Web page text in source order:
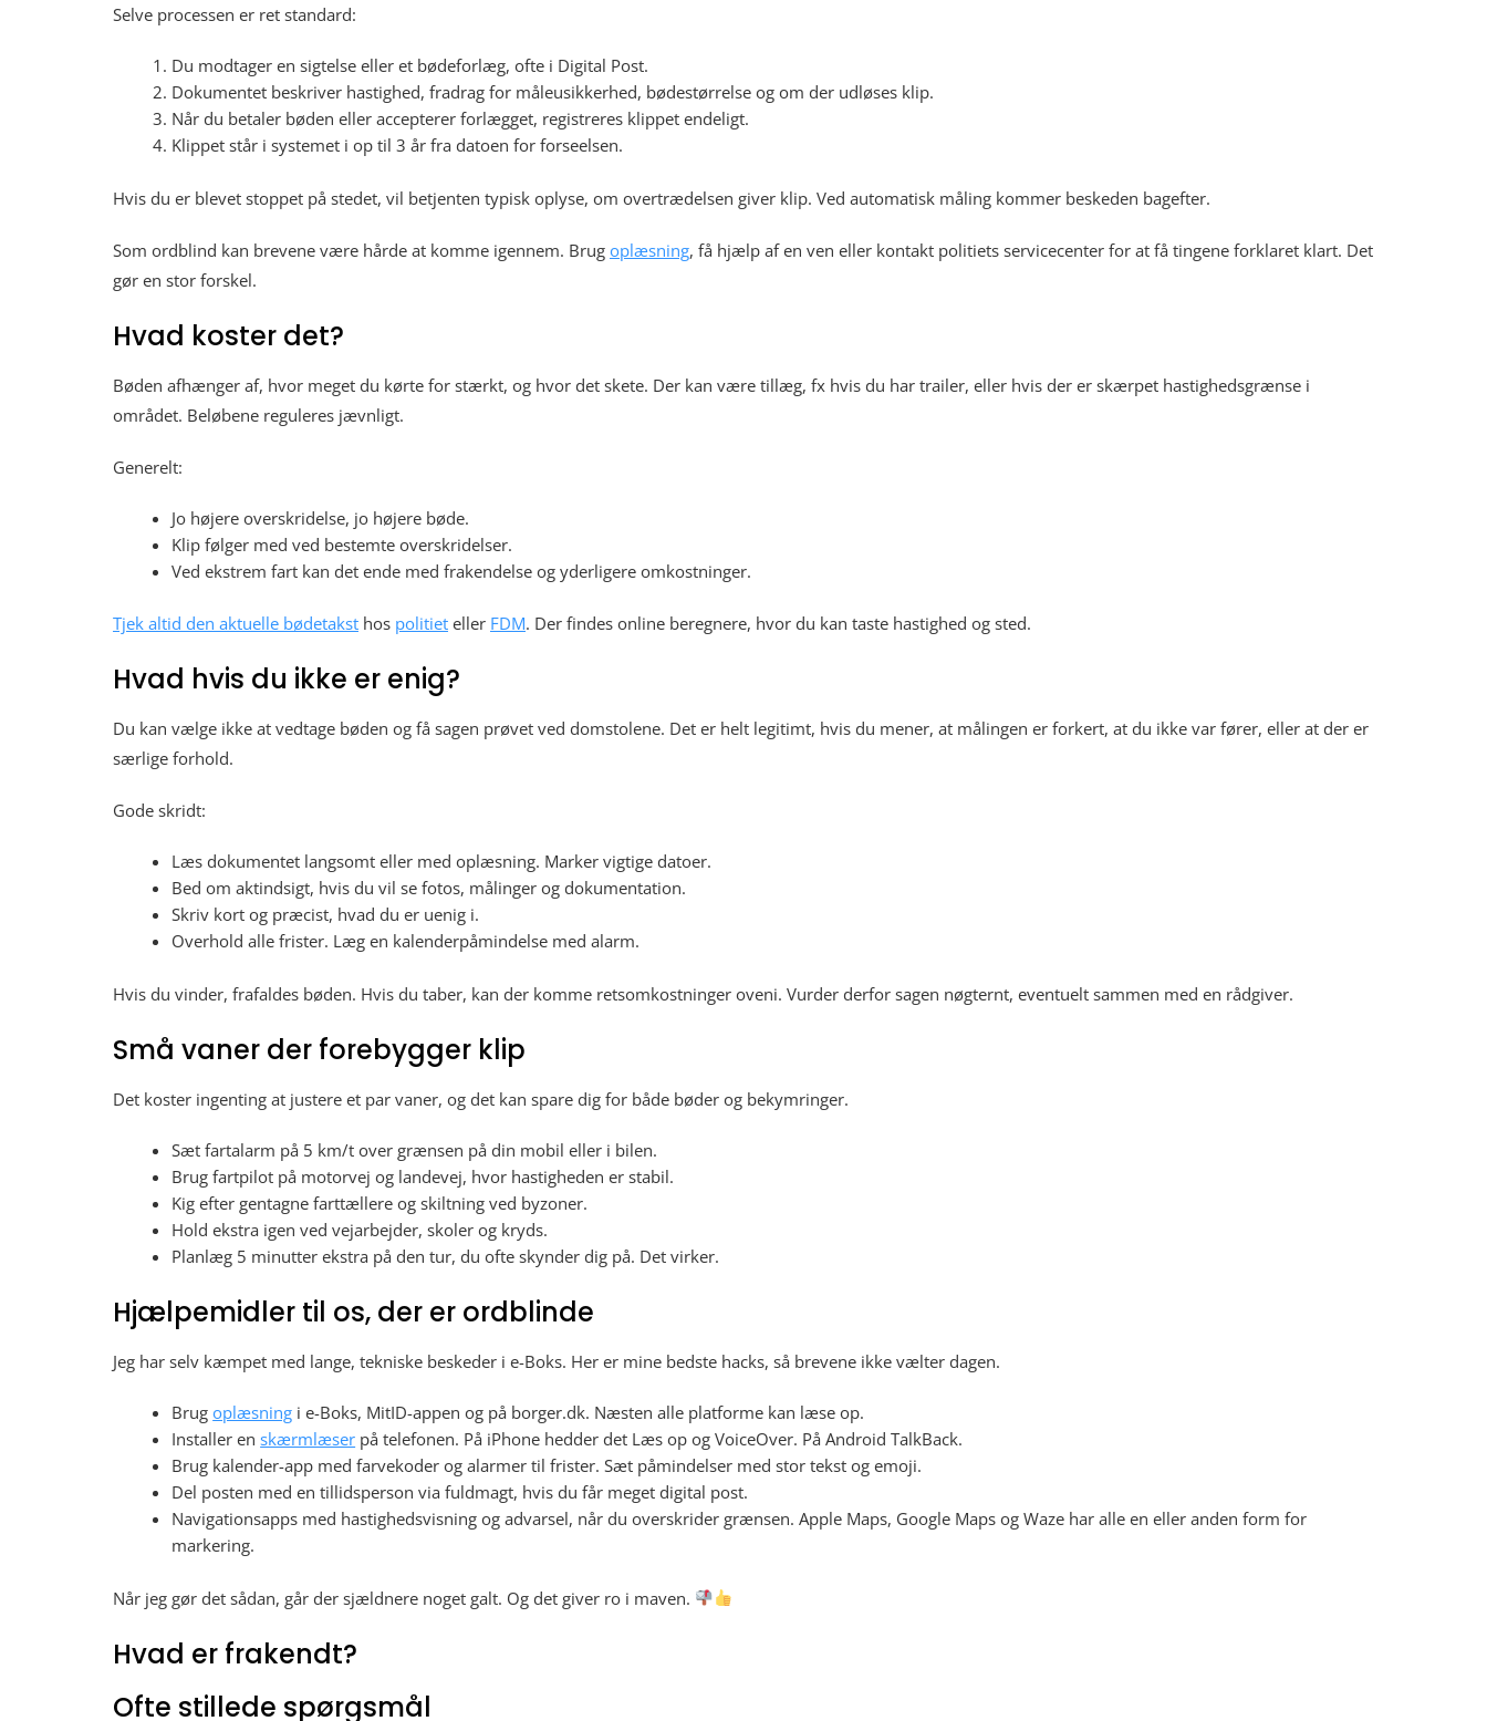
Selve processen er ret standard:
Du modtager en sigtelse eller et bødeforlæg, ofte i Digital Post.
Dokumentet beskriver hastighed, fradrag for måleusikkerhed, bødestørrelse og om der udløses klip.
Når du betaler bøden eller accepterer forlægget, registreres klippet endeligt.
Klippet står i systemet i op til 3 år fra datoen for forseelsen.
Hvis du er blevet stoppet på stedet, vil betjenten typisk oplyse, om overtrædelsen giver klip. Ved automatisk måling kommer beskeden bagefter.
Som ordblind kan brevene være hårde at komme igennem. Brug oplæsning, få hjælp af en ven eller kontakt politiets servicecenter for at få tingene forklaret klart. Det
gør en stor forskel.
Hvad koster det?
Bøden afhænger af, hvor meget du kørte for stærkt, og hvor det skete. Der kan være tillæg, fx hvis du har trailer, eller hvis der er skærpet hastighedsgrænse i
området. Beløbene reguleres jævnligt.
Generelt:
Jo højere overskridelse, jo højere bøde.
Klip følger med ved bestemte overskridelser.
Ved ekstrem fart kan det ende med frakendelse og yderligere omkostninger.
Tjek altid den aktuelle bødetakst hos politiet eller FDM. Der findes online beregnere, hvor du kan taste hastighed og sted.
Hvad hvis du ikke er enig?
Du kan vælge ikke at vedtage bøden og få sagen prøvet ved domstolene. Det er helt legitimt, hvis du mener, at målingen er forkert, at du ikke var fører, eller at der er
særlige forhold.
Gode skridt:
Læs dokumentet langsomt eller med oplæsning. Marker vigtige datoer.
Bed om aktindsigt, hvis du vil se fotos, målinger og dokumentation.
Skriv kort og præcist, hvad du er uenig i.
Overhold alle frister. Læg en kalenderpåmindelse med alarm.
Hvis du vinder, frafaldes bøden. Hvis du taber, kan der komme retsomkostninger oveni. Vurder derfor sagen nøgternt, eventuelt sammen med en rådgiver.
Små vaner der forebygger klip
Det koster ingenting at justere et par vaner, og det kan spare dig for både bøder og bekymringer.
Sæt fartalarm på 5 km/t over grænsen på din mobil eller i bilen.
Brug fartpilot på motorvej og landevej, hvor hastigheden er stabil.
Kig efter gentagne farttællere og skiltning ved byzoner.
Hold ekstra igen ved vejarbejder, skoler og kryds.
Planlæg 5 minutter ekstra på den tur, du ofte skynder dig på. Det virker.
Hjælpemidler til os, der er ordblinde
Jeg har selv kæmpet med lange, tekniske beskeder i e-Boks. Her er mine bedste hacks, så brevene ikke vælter dagen.
Brugoplæsning i e-Boks, MitID-appen og på borger.dk. Næsten alle platforme kan læse op.
Installer enskærmlæser på telefonen. På iPhone hedder det Læs op og VoiceOver. På Android TalkBack.
Brug kalender-app med farvekoder og alarmer til frister. Sæt påmindelser med stor tekst og emoji.
Del posten med en tillidsperson via fuldmagt, hvis du får meget digital post.
Navigationsapps med hastighedsvisning og advarsel, når du overskrider grænsen. Apple Maps, Google Maps og Waze har alle en eller anden form for
markering.
Når jeg gør det sådan, går der sjældnere noget galt. Og det giver ro i maven.
Hvad er frakendt?
Ofte stillede spørgsmål